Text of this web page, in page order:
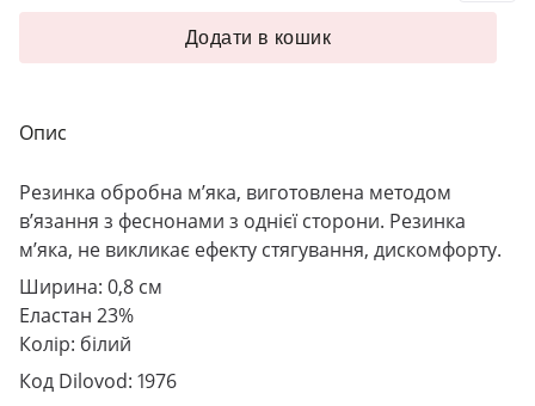
Опис
Резинка обробна м’яка, виготовлена методом
в’язання з феснонами з однієї сторони. Резинка
м’яка, не викликає ефекту стягування, дискомфорту.
Ширина: 0,8 см
Еластан 23%
Колір: білий
Код Dilovod: 1976
Додати в кошик